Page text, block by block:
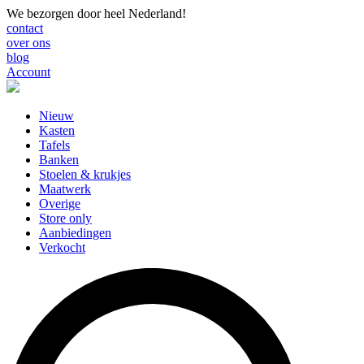
We bezorgen door heel Nederland!
contact
over ons
blog
Account
Nieuw
Kasten
Tafels
Banken
Stoelen & krukjes
Maatwerk
Overige
Store only
Aanbiedingen
Verkocht